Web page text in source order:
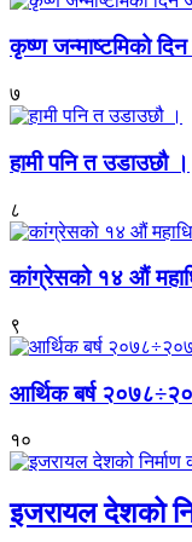
कृष्ण जन्माष्टमिको
७
हामी पनि त उडाउछौ ।
८
कांग्रेसको १४ औं
९
आर्थिक बर्ष
१०
इजरायल देशको